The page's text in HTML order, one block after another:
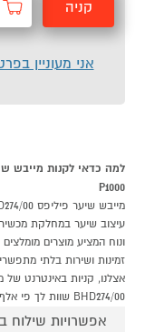
קניה
אני מעוניין
P1000
זמינות ושירות בלתי
BHD274/00 שוות לך פי אלף!
אפשרויות שילוח